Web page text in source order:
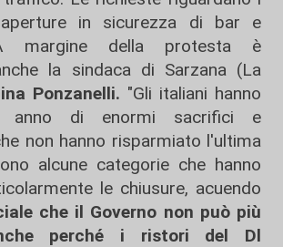
in sicurezza di bar e
margine della protesta è
la sindaca di Sarzana (La
Ponzanelli. "Gli italiani hanno
anno di enormi sacrifici e
non hanno risparmiato l'ultima
alcune categorie che hanno
le chiusure, acuendo
che il Governo non può più
perché i ristori del Dl